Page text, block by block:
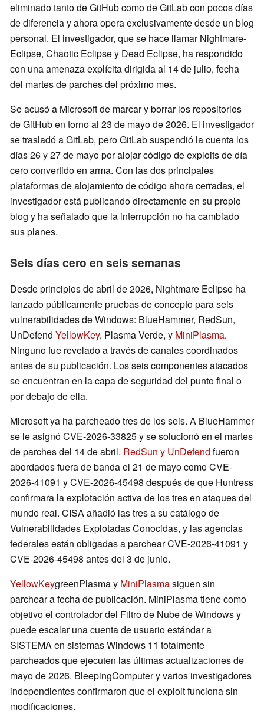
eliminado tanto de GitHub como de GitLab con pocos días
de diferencia y ahora opera exclusivamente desde un blog
personal. El investigador, que se hace llamar Nightmare-
Eclipse, Chaotic Eclipse y Dead Eclipse, ha respondido
con una amenaza explícita dirigida al 14 de julio, fecha
del martes de parches del próximo mes.
Se acusó a Microsoft de marcar y borrar los repositorios
de GitHub en torno al 23 de mayo de 2026. El investigador
se trasladó a GitLab, pero GitLab suspendió la cuenta los
días 26 y 27 de mayo por alojar código de exploits de día
cero convertido en arma. Con las dos principales
plataformas de alojamiento de código ahora cerradas, el
investigador está publicando directamente en su propio
blog y ha señalado que la interrupción no ha cambiado
sus planes.
Seis días cero en seis semanas
Desde principios de abril de 2026, Nightmare Eclipse ha
lanzado públicamente pruebas de concepto para seis
vulnerabilidades de Windows: BlueHammer, RedSun,
UnDefend YellowKey, Plasma Verde, y MiniPlasma.
Ninguno fue revelado a través de canales coordinados
antes de su publicación. Los seis componentes atacados
se encuentran en la capa de seguridad del punto final o
por debajo de ella.
Microsoft ya ha parcheado tres de los seis. A BlueHammer
se le asignó CVE-2026-33825 y se solucionó en el martes
de parches del 14 de abril. RedSun y UnDefend fueron
abordados fuera de banda el 21 de mayo como CVE-
2026-41091 y CVE-2026-45498 después de que Huntress
confirmara la explotación activa de los tres en ataques del
mundo real. CISA añadió las tres a su catálogo de
Vulnerabilidades Explotadas Conocidas, y las agencias
federales están obligadas a parchear CVE-2026-41091 y
CVE-2026-45498 antes del 3 de junio.
YellowKeygreenPlasma y MiniPlasmasiguen sin
parchear a fecha de publicación. MiniPlasma tiene como
objetivo el controlador del Filtro de Nube de Windows y
puede escalar una cuenta de usuario estándar a
SISTEMA en sistemas Windows 11 totalmente
parcheados que ejecuten las últimas actualizaciones de
mayo de 2026. BleepingComputer y varios investigadores
independientes confirmaron que el exploit funciona sin
modificaciones.